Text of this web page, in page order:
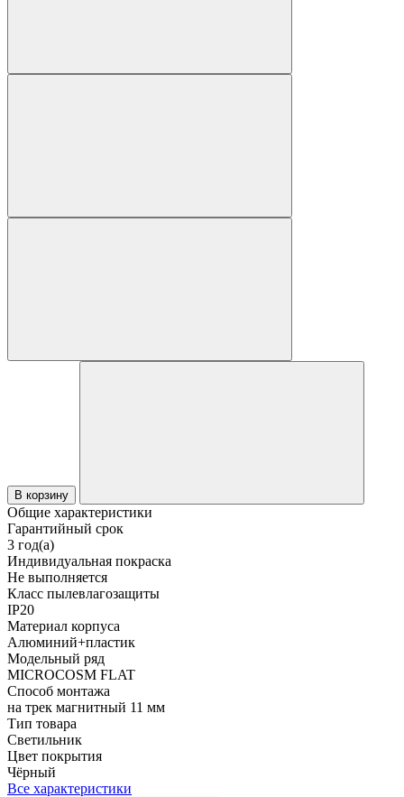
В корзину
Общие характеристики
Гарантийный срок
3 год(а)
Индивидуальная покраска
Не выполняется
Класс пылевлагозащиты
IP20
Материал корпуса
Алюминий+пластик
Модельный ряд
MICROCOSM FLAT
Способ монтажа
на трек магнитный 11 мм
Тип товара
Светильник
Цвет покрытия
Чёрный
Все характеристики